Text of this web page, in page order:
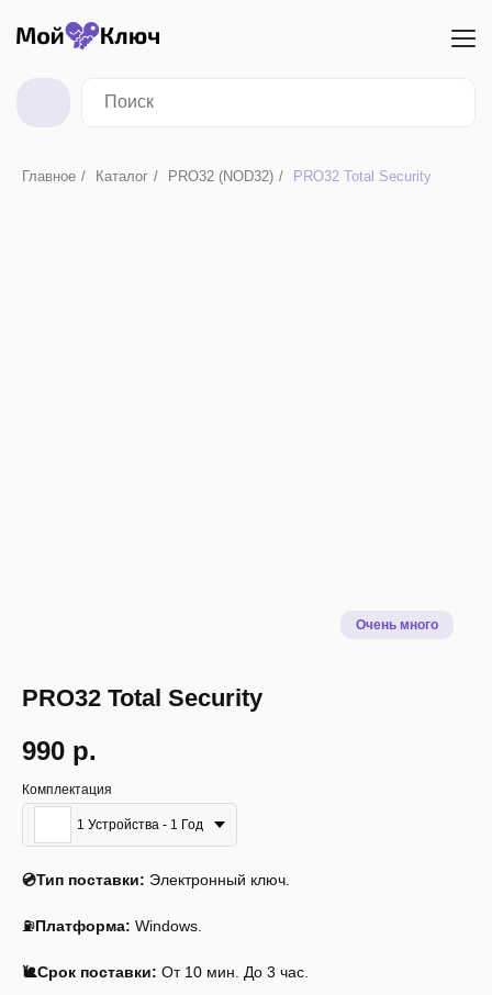
Главное / Каталог / PRO32 (NOD32) / PRO32 Total Security
PRO32 Total Security
990 р.
Комплектация
1 Устройства - 1 Год
💿Тип поставки: Электронный ключ.
⛽Платформа: Windows.
🐌Срок поставки: От 10 мин. До 3 час.
Описание